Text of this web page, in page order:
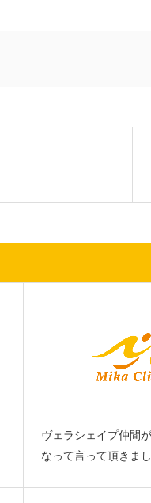
ヴェラシェイプ仲間
なって言って頂きま